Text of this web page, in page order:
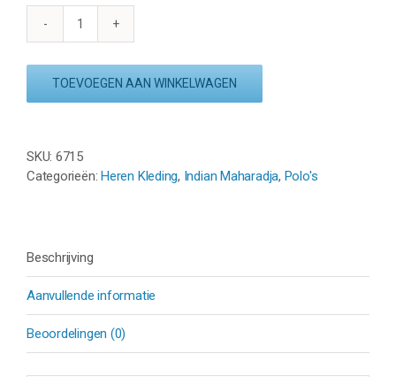
INDIAN
POLO
ZWART
aantal
TOEVOEGEN AAN WINKELWAGEN
SKU: 6715
Categorieën:Heren Kleding, Indian Maharadja, Polo's
Beschrijving
Aanvullende informatie
Beoordelingen (0)